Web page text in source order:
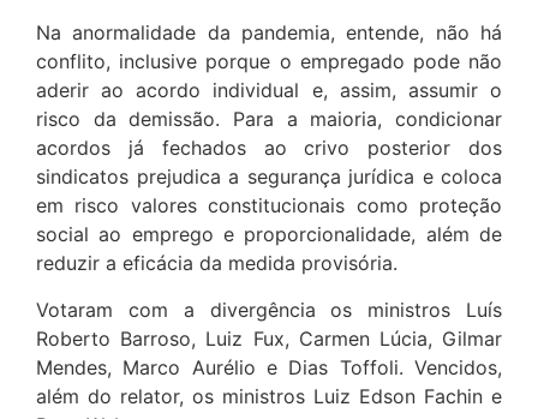
Na anormalidade da pandemia, entende, não há
conflito, inclusive porque o empregado pode não
aderir ao acordo individual e, assim, assumir o
risco da demissão. Para a maioria, condicionar
acordos já fechados ao crivo posterior dos
sindicatos prejudica a segurança jurídica e coloca
em risco valores constitucionais como proteção
social ao emprego e proporcionalidade, além de
reduzir a eficácia da medida provisória.
Votaram com a divergência os ministros Luís
Roberto Barroso, Luiz Fux, Carmen Lúcia, Gilmar
Mendes, Marco Aurélio e Dias Toffoli. Vencidos,
além do relator, os ministros Luiz Edson Fachin e